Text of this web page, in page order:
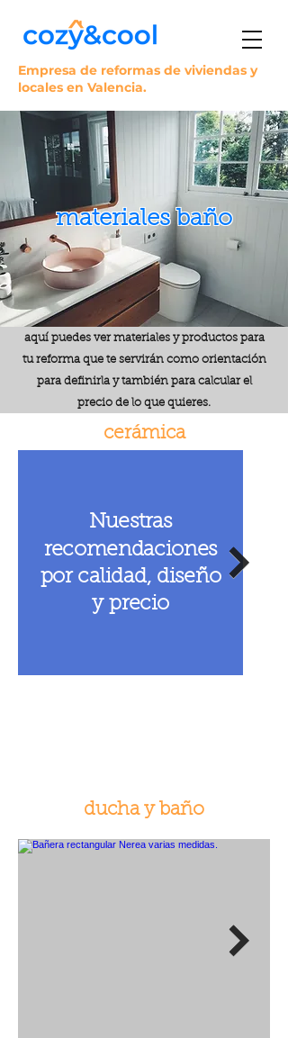
Empresa de reformas de viviendas y
locales en Valencia.
materiales baño
aquí puedes ver materiales y productos para
tu reforma que te servirán como orientación
para definirla y también para calcular el
precio de lo que quieres.
cerámica
Nuestras
recomendaciones
por calidad, diseño
y precio
ducha y baño